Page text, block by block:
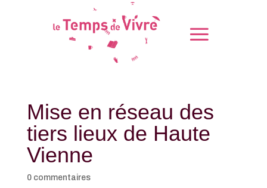
Mise en réseau des
tiers lieux de Haute
Vienne
0 commentaires